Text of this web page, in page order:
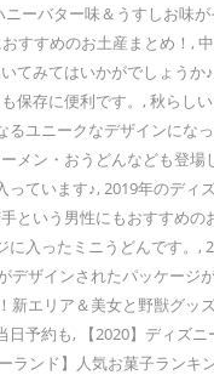
ーバター味＆うすしお
すめのお土産まとめ
みてはいかがでしょう
存に便利です。, 秋ら
ユニークなデザインに
ン・おうどんなども登
ています♪, 2019年のデ
いう男性にもおすすめ
入ったミニうどんです
ザインされたパッケー
エリア＆美女と野獣グ
予約も, 【2020】ディ
ンド】人気お菓子ラン